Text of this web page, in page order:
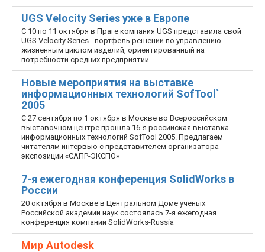
UGS Velocity Series уже в Европе
С 10 по 11 октября в Праге компания UGS представила свой
UGS Velocity Series - портфель решений по управлению
жизненным циклом изделий, ориентированный на
потребности средних предприятий
Новые мероприятия на выставке
информационных технологий SofTool`
2005
С 27 сентября по 1 октября в Москве во Всероссийском
выставочном центре прошла 16-я российская выставка
информационных технологий SofTool 2005. Предлагаем
читателям интервью с представителем организатора
экспозиции «САПР-ЭКСПО»
7-я ежегодная конференция SolidWorks в
России
20 октября в Москве в Центральном Доме ученых
Российской академии наук состоялась 7-я ежегодная
конференция компании SolidWorks-Russia
Мир Autodesk